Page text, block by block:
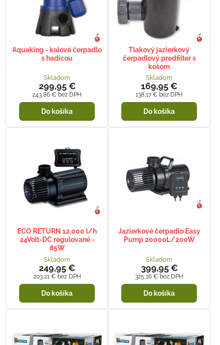
Aquaking - kalové čerpadlo
s hadicou
Skladom
299,95 €
243,86 € bez DPH
Do košíka
Tlakový jazierkový
čerpadlový predfilter s
košom
Skladom
169,95 €
138,17 € bez DPH
Do košíka
ECO RETURN 12.000 l/h
24Volt-DC regulované -
85W
Skladom
249,95 €
203,21 € bez DPH
Do košíka
Jazierkové čerpadlo Easy
Pump 20000L/200W
Skladom
399,95 €
325,16 € bez DPH
Do košíka